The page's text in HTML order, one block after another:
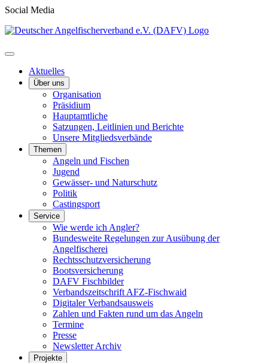
Social Media
Aktuelles
Über uns
Organisation
Präsidium
Hauptamtliche
Satzungen, Leitlinien und Berichte
Unsere Mitgliedsverbände
Themen
Angeln und Fischen
Jugend
Gewässer- und Naturschutz
Politik
Castingsport
Service
Wie werde ich Angler?
Bundesweite Regelungen zur Ausübung der
Angelfischerei
Rechtsschutzversicherung
Bootsversicherung
DAFV Fischbilder
Verbandszeitschrift AFZ-Fischwaid
Digitaler Verbandsausweis
Zahlen und Fakten rund um das Angeln
Termine
Presse
Newsletter Archiv
Projekte